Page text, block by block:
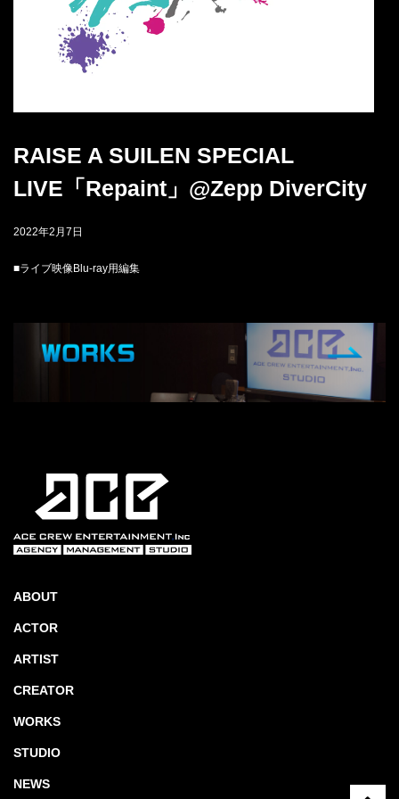
RAISE A SUILEN SPECIAL
LIVE「Repaint」@Zepp DiverCity
2022年2月7日
■ライブ映像Blu-ray用編集
ABOUT
ACTOR
ARTIST
CREATOR
WORKS
STUDIO
NEWS